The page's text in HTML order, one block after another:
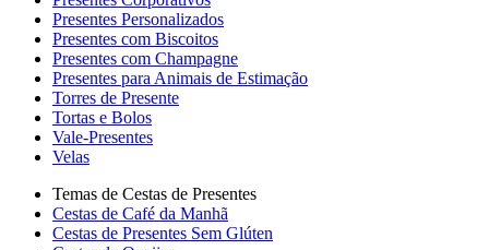
Presentes Personalizados
Presentes com Biscoitos
Presentes com Champagne
Presentes para Animais de Estimação
Torres de Presente
Tortas e Bolos
Vale-Presentes
Velas
Temas de Cestas de Presentes
Cestas de Café da Manhã
Cestas de Presentes Sem Glúten